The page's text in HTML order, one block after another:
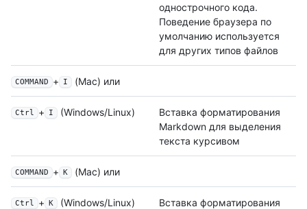
однострочного кода.
Поведение браузера по
умолчанию используется
для других типов файлов
COMMAND + I (Mac) или
Ctrl + I (Windows/Linux)
Вставка форматирования
Markdown для выделения
текста курсивом
COMMAND + K (Mac) или
Ctrl + K (Windows/Linux)
Вставка форматирования